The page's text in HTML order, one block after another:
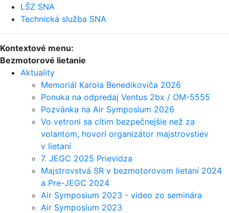
LŠZ SNA
Technická služba SNA
Kontextové menu:
Bezmotorové lietanie
Aktuality
Memoriál Karola Benedikoviča 2026
Ponuka na odpredaj Ventus 2bx / OM-5555
Pozvánka na Air Symposium 2026
Vo vetroni sa cítim bezpečnejšie než za
volantom, hovorí organizátor majstrovstiev
v lietaní
7. JEGC 2025 Prievidza
Majstrovstvá SR v bezmotorovom lietaní 2024
a Pre-JEGC 2024
Air Symposium 2023 - video zo seminára
Air Symposium 2023